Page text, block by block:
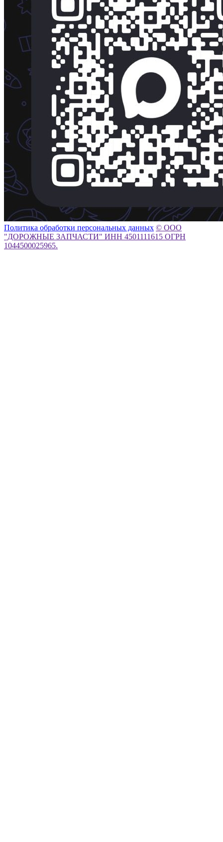
Политика обработки персональных данных © ООО
"ДОРОЖНЫЕ ЗАПЧАСТИ" ИНН 4501111615 ОГРН
1044500025965.